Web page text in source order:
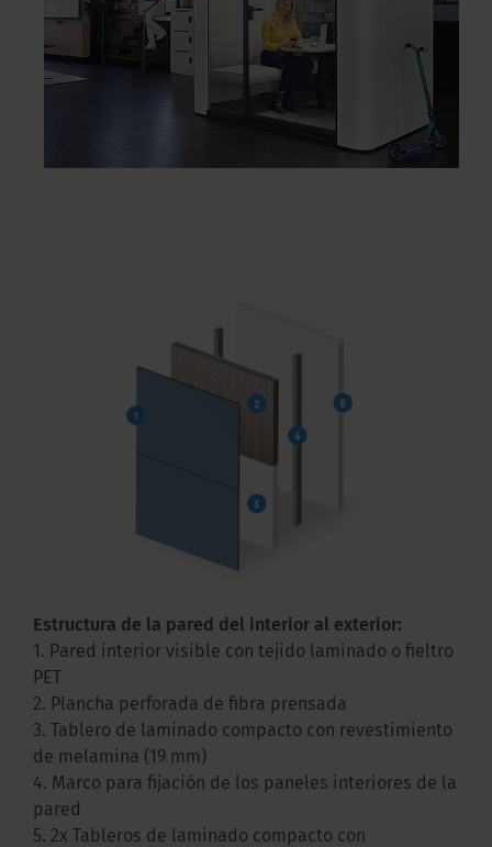
Estructura de la pared del interior al exterior:
1. Pared interior visible con tejido laminado o fieltro
PET
2. Plancha perforada de fibra prensada
3. Tablero de laminado compacto con revestimiento
de melamina (19 mm)
4. Marco para fijación de los paneles interiores de la
pared
5. 2x Tableros de laminado compacto con